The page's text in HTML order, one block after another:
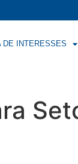
DE INTERESSES